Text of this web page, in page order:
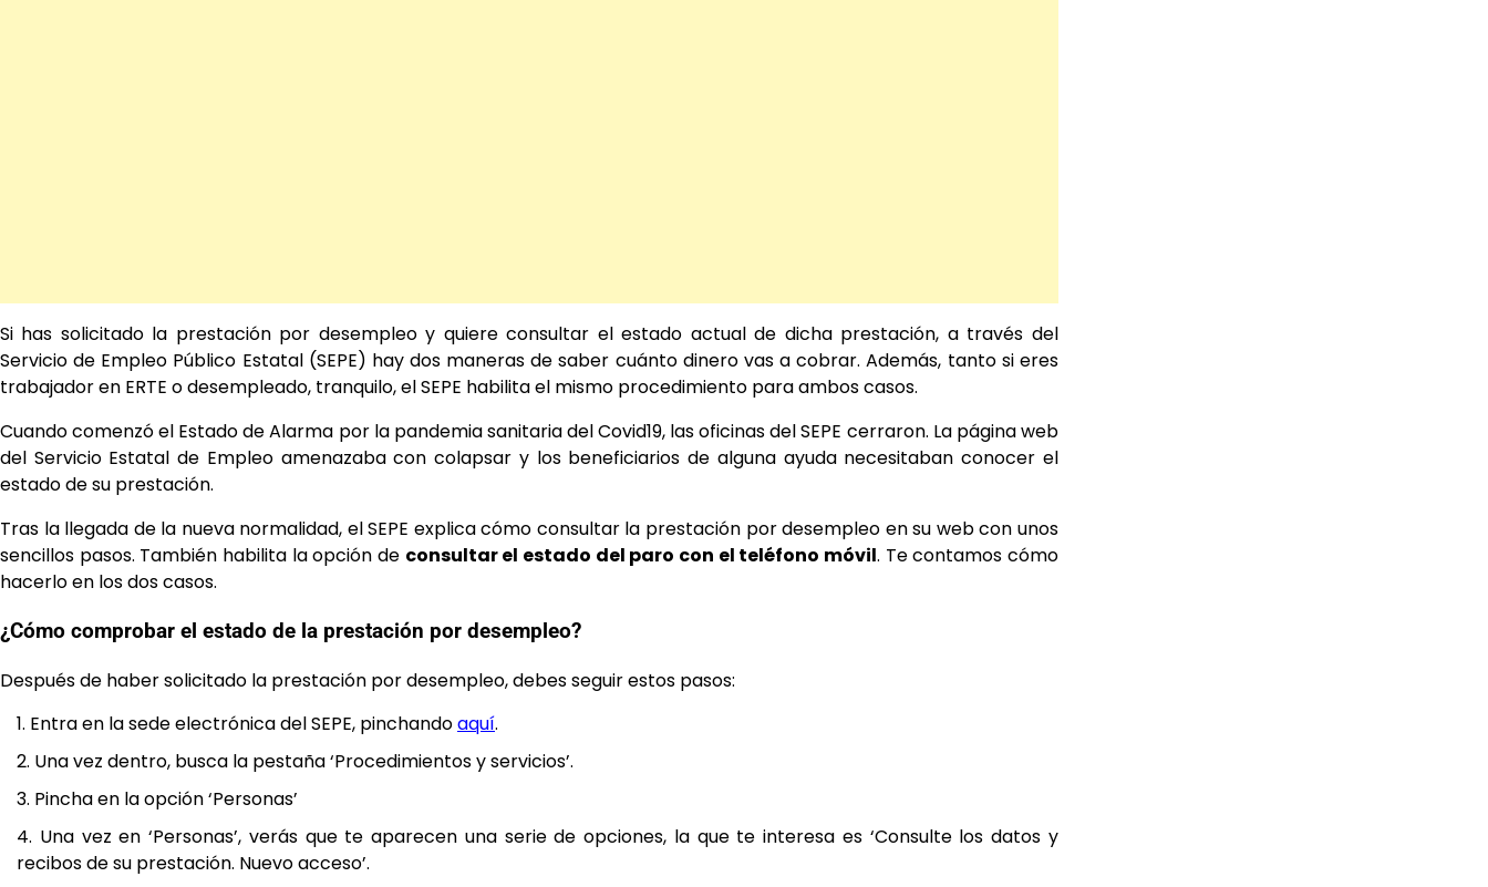
Si has solicitado la prestación por desempleo y quiere consultar el estado actual de dicha prestación, a través del
Servicio de Empleo Público Estatal (SEPE) hay dos maneras de saber cuánto dinero vas a cobrar. Además, tanto si eres
trabajador en ERTE o desempleado, tranquilo, el SEPE habilita el mismo procedimiento para ambos casos.
Cuando comenzó el Estado de Alarma por la pandemia sanitaria del Covid19, las oficinas del SEPE cerraron. La página web
del Servicio Estatal de Empleo amenazaba con colapsar y los beneficiarios de alguna ayuda necesitaban conocer el
estado de su prestación.
Tras la llegada de la nueva normalidad, el SEPE explica cómo consultar la prestación por desempleo en su web con unos
sencillos pasos. También habilita la opción de consultar el estado del paro con el teléfono móvil. Te contamos cómo
hacerlo en los dos casos.
¿Cómo comprobar el estado de la prestación por desempleo?
Después de haber solicitado la prestación por desempleo, debes seguir estos pasos:
Entra en la sede electrónica del SEPE, pinchandoaquí.
Una vez dentro, busca la pestaña ‘Procedimientos y servicios’.
Pincha en la opción ‘Personas’
Una vez en ‘Personas’, verás que te aparecen una serie de opciones, la que te interesa es ‘Consulte los datos y
recibos de su prestación. Nuevo acceso’.